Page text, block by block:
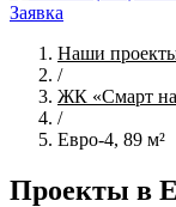
Заявка
Наши
/
ЖК «Смарт на
/
Евро-4, 89 м²
Проекты в